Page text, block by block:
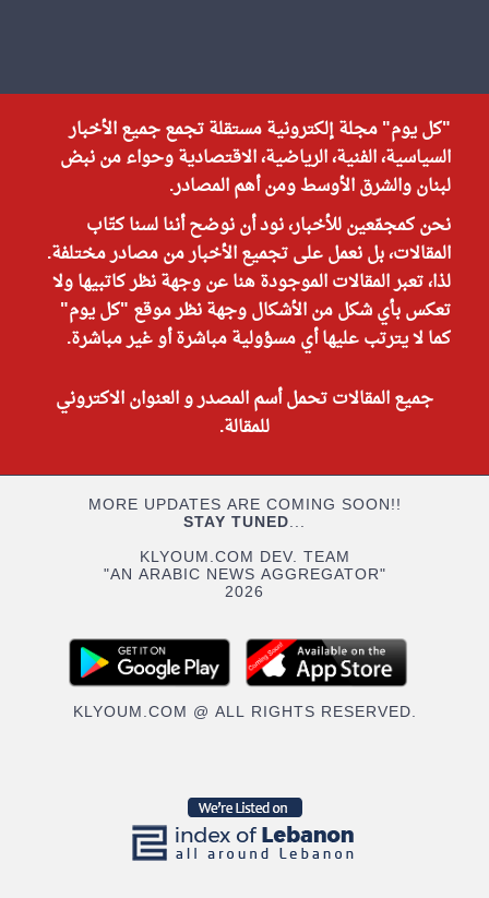
"كل يوم" مجلة إلكترونية مستقلة تجمع جميع الأخبار
السياسية، الفنية، الرياضية، الاقتصادية وحواء من نبض
لبنان والشرق الأوسط ومن أهم المصادر.
نحن كمجمّعين للأخبار، نود أن نوضح أننا لسنا كتّاب
المقالات، بل نعمل على تجميع الأخبار من مصادر مختلفة.
لذا، تعبر المقالات الموجودة هنا عن وجهة نظر كاتبيها ولا
تعكس بأي شكل من الأشكال وجهة نظر موقع "كل يوم"
كما لا يترتب عليها أي مسؤولية مباشرة أو غير مباشرة.
جميع المقالات تحمل أسم المصدر و العنوان الاكتروني
للمقالة.
MORE UPDATES ARE COMING SOON!!
STAY TUNED...
KLYOUM.COM DEV. TEAM
"AN ARABIC NEWS AGGREGATOR"
2026
KLYOUM.COM @ ALL RIGHTS RESERVED.